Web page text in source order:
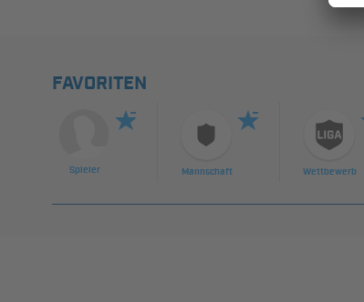
FAVORITEN
Spieler Mannschaft Wettbewerb